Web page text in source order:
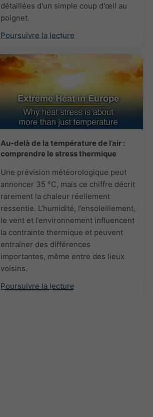
détaillées d'un simple coup d'œil au
poignet.
Poursuivre la lecture
Au-delà de la température de l’air :
comprendre le stress thermique
Une prévision météorologique peut
annoncer 35 °C, mais ce chiffre décrit
rarement la chaleur réellement
ressentie. L’humidité, l’ensoleillement,
le vent et l’environnement influencent
la contrainte thermique et peuvent
entraîner des différences
importantes, même entre des lieux
voisins.
Poursuivre la lecture